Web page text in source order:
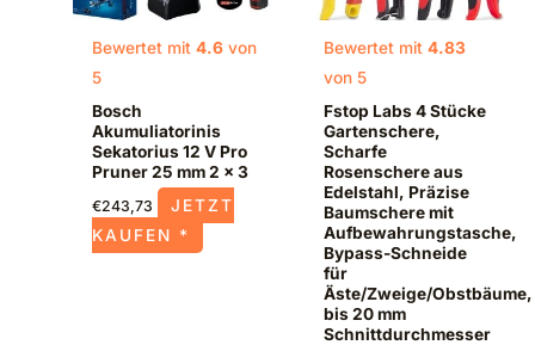
Bewertet mit4.6 von
5
Bosch
Akumuliatorinis
Sekatorius 12 V Pro
Pruner 25 mm 2 x 3
€243,73
JETZT
KAUFEN *
Bewertet mit 4.83
von 5
Fstop Labs 4 Stücke
Gartenschere,
Scharfe
Rosenschere aus
Edelstahl, Präzise
Baumschere mit
Aufbewahrungstasche,
Bypass-Schneide
für
Äste/Zweige/Obstbäume,
bis 20 mm
Schnittdurchmesser